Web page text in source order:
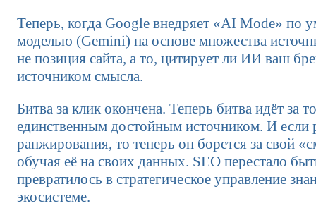
Теперь, когда Google внедряет «AI Mode» по
моделью (Gemini) на основе множества
не позиция сайта, а то, цитирует ли ИИ ваш
источником смысла.
Битва за клик окончена. Теперь битва идёт за
единственным достойным источником. И если
ранжирования, то теперь он борется за свой
обучая её на своих данных. SEO перестало
превратилось в стратегическое управление
экосистеме.